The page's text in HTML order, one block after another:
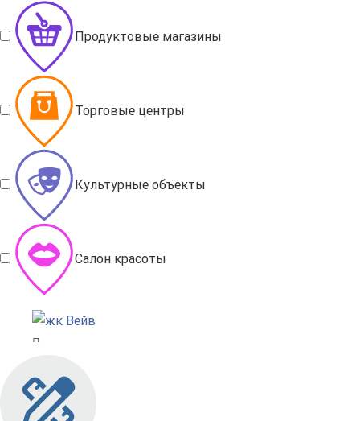
Продуктовые магазины
Торговые центры
Культурные объекты
Салон красоты